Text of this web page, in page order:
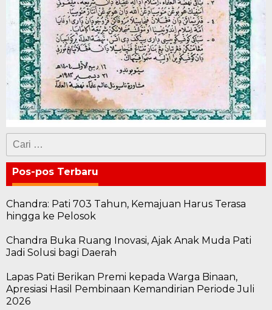
Cari
untuk:
Pos-pos Terbaru
Chandra: Pati 703 Tahun, Kemajuan Harus Terasa
hingga ke Pelosok
Chandra Buka Ruang Inovasi, Ajak Anak Muda Pati
Jadi Solusi bagi Daerah
Lapas Pati Berikan Premi kepada Warga Binaan,
Apresiasi Hasil Pembinaan Kemandirian Periode Juli
2026